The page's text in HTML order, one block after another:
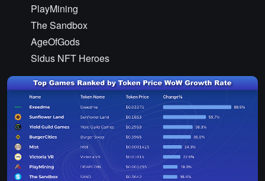
PlayMining
The Sandbox
AgeOfGods
Sidus NFT Heroes